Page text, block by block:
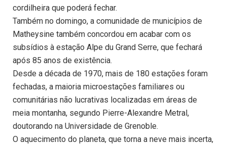
cordilheira que poderá fechar.
Também no domingo, a comunidade de municípios de
Matheysine também concordou em acabar com os
subsídios à estação Alpe du Grand Serre, que fechará
após 85 anos de existência.
Desde a década de 1970, mais de 180 estações foram
fechadas, a maioria microestações familiares ou
comunitárias não lucrativas localizadas em áreas de
meia montanha, segundo Pierre-Alexandre Metral,
doutorando na Universidade de Grenoble.
O aquecimento do planeta, que torna a neve mais incerta,